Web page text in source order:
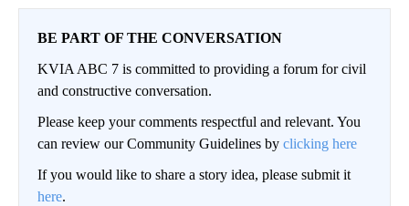
BE PART OF THE CONVERSATION
KVIA ABC 7 is committed to providing a forum for civil
and constructive conversation.
Please keep your comments respectful and relevant. You
can review our Community Guidelines by clicking here
If you would like to share a story idea, please submit it
here.